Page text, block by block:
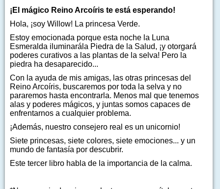
¡El mágico Reino Arcoíris te está esperando!
Hola, ¡soy Willow! La princesa Verde.
Estoy emocionada porque esta noche la Luna
Esmeralda iluminarála Piedra de la Salud, ¡y otorgará
poderes curativos a las plantas de la selva! Pero la
piedra ha desaparecido...
Con la ayuda de mis amigas, las otras princesas del
Reino Arcoíris, buscaremos por toda la selva y no
pararemos hasta encontrarla. Menos mal que tenemos
alas y poderes mágicos, y juntas somos capaces de
enfrentarnos a cualquier problema.
¡Además, nuestro consejero real es un unicornio!
Siete princesas, siete colores, siete emociones... y un
mundo de fantasía por descubrir.
Este tercer libro habla de la importancia de la calma.